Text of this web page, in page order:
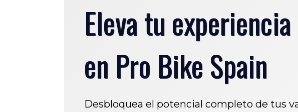
Eleva tu
en Pro Bike Spain
Desbloquea el potencial completo de tus